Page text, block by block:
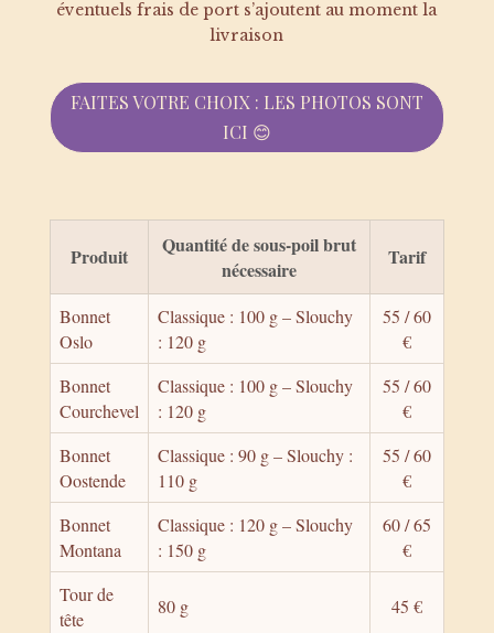
éventuels frais de port s’ajoutent au moment la
livraison
FAITES VOTRE CHOIX : LES PHOTOS SONT
ICI 😊
Produit
Quantité de sous-poil brut
nécessaire
Tarif
Bonnet
Oslo
Classique : 100 g – Slouchy
: 120 g
55 / 60
€
Bonnet
Courchevel
Classique : 100 g – Slouchy
: 120 g
55 / 60
€
Bonnet
Oostende
Classique : 90 g – Slouchy :
110 g
55 / 60
€
Bonnet
Montana
Classique : 120 g – Slouchy
: 150 g
60 / 65
€
Tour de
tête
80 g 45 €